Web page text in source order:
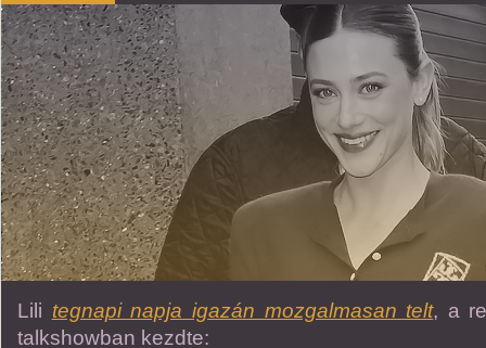
Lili tegnapi napja igazán mozgalmasan telt, a
talkshowban kezdte: